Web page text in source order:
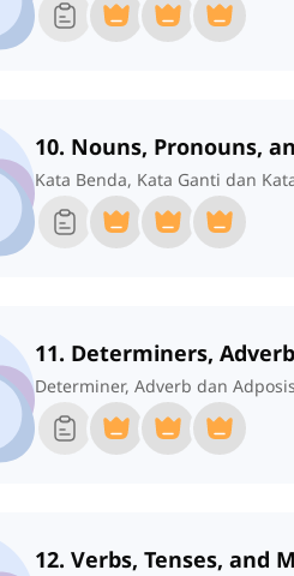
10. Nouns, Pronouns,
Kata Benda, Kata Ganti dan
11. Determiners,
Determiner, Adverb dan
12. Verbs, Tenses, and